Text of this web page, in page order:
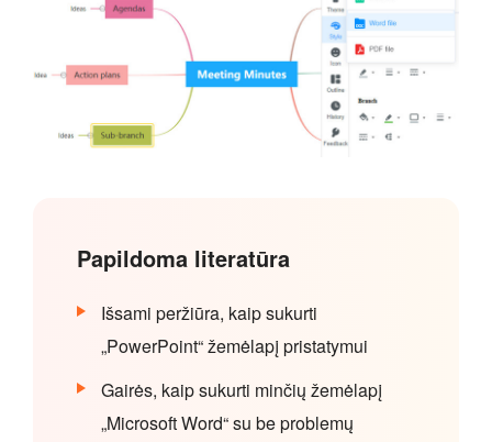
Papildoma literatūra
Išsami peržiūra, kaip sukurti
„PowerPoint“ žemėlapį pristatymui
Gairės, kaip sukurti minčių žemėlapį
„Microsoft Word“ su be problemų